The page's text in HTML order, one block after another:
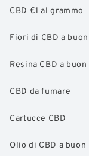
CBD €1 al grammo
Fiori di CBD a
Resina CBD a
CBD da fumare
Cartucce CBD
Olio di CBD a